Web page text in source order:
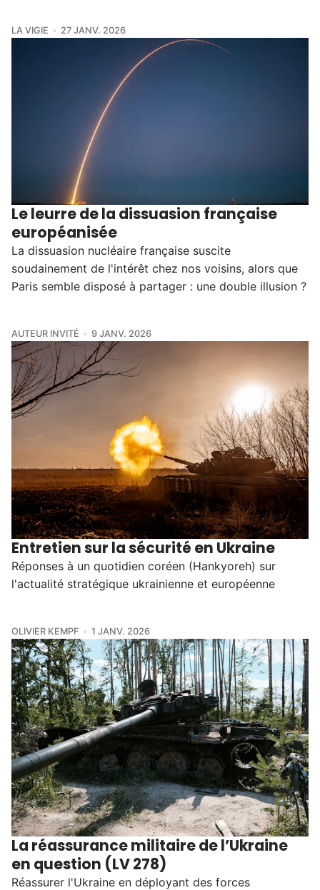
LA VIGIE 27 JANV. 2026
Le leurre de la dissuasion française
européanisée
La dissuasion nucléaire française suscite
soudainement de l'intérêt chez nos voisins, alors que
Paris semble disposé à partager : une double illusion ?
AUTEUR INVITÉ 9 JANV. 2026
Entretien sur la sécurité en Ukraine
Réponses à un quotidien coréen (Hankyoreh) sur
l'actualité stratégique ukrainienne et européenne
OLIVIER KEMPF 1 JANV. 2026
La réassurance militaire de l’Ukraine
en question (LV 278)
Réassurer l'Ukraine en déployant des forces